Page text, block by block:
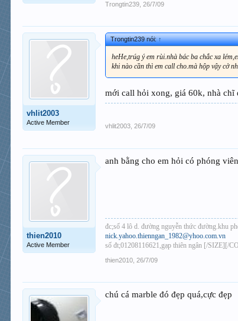
Trongtin239 26/7/09
vhlit2003
Active Member
Trongtin239 nói:↑
heHe,trúg ý em rùi.nhà bác ba chắc xa
khi nào cần thì em call cho.mà hộp vậy cở
mới call hỏi xong, giá 60k, nhà chĩ
vhlit2003 26/7/09
thien2010
Active Member
anh bằng cho em hỏi có phóng
đc;số 4 lô d. đường nguyễn thức đường.khu
nick.yahoo.thienngan_1982@yhoo.com.vn
số đt;01208116621,gạp thiên ngân [/SIZE][/
thien2010 26/7/09
chú cá marble đó đẹp quá,cực đẹp